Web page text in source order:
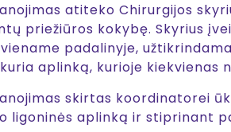
atiteko Chirurgijos
priežiūros kokybę. Skyrius
padalinyje,
aplinką, kurioje kiekvienas
skirtas koordinatorei
ligoninės aplinką ir stiprinant